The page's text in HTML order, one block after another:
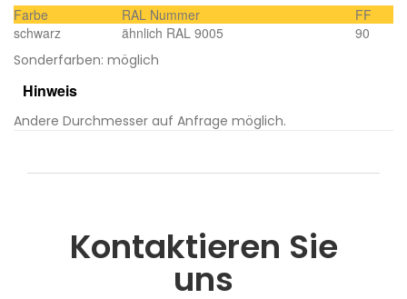
Farbe RAL Nummer
FF
schwarz
ähnlich RAL 9005
90
Sonderfarben: möglich
Hinweis
Andere Durchmesser auf Anfrage möglich.
Kontaktieren Sie
uns